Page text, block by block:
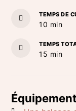
TEMPS DE
10 minutes
min
TEMPS
15 minutes
min
Équipement